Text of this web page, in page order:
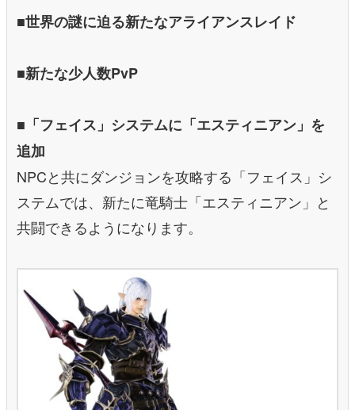
■世界の謎に迫る新たなアライアンスレイド
■新たな少人数PvP
■「フェイス」システムに「エスティニアン」を
追加
NPCと共にダンジョンを攻略する「フェイス」シ
ステムでは、新たに竜騎士「エスティニアン」と
共闘できるようになります。